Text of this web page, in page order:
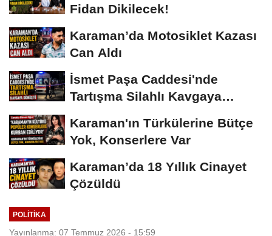
Fidan Dikilecek!
Karaman’da Motosiklet Kazası
Can Aldı
İsmet Paşa Caddesi'nde
Tartışma Silahlı Kavgaya
Karaman'ın Türkülerine Bütçe
Yok, Konserlere Var
Karaman’da 18 Yıllık Cinayet
Çözüldü
POLITIKA
Yayınlanma: 07 Temmuz 2026 - 15:59